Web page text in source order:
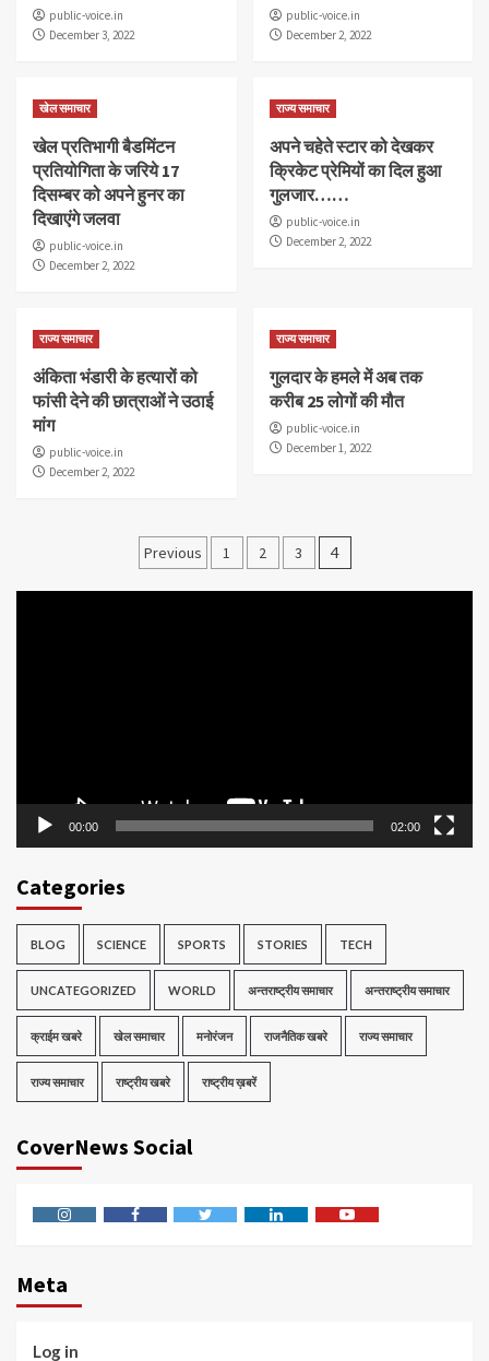
public-voice.in
December 3, 2022
public-voice.in
December 2, 2022
खेल समाचार
खेल प्रतिभागी बैडमिंटन
प्रतियोगिता के जरिये 17
दिसम्बर को अपने हुनर का
दिखाएंगे जलवा
public-voice.in
December 2, 2022
राज्य समाचार
अपने चहेते स्टार को देखकर
क्रिकेट प्रेमियों का दिल हुआ
गुलजार……
public-voice.in
December 2, 2022
राज्य समाचार
अंकिता भंडारी के हत्यारों को
फांसी देने की छात्राओं ने उठाई
मांग
public-voice.in
December 2, 2022
राज्य समाचार
गुलदार के हमले में अब तक
करीब 25 लोगों की मौत
public-voice.in
December 1, 2022
Posts
pagination
Previous 1 2 3 4
00:00 02:00
Categories
BLOG SCIENCE SPORTS STORIES TECH
UNCATEGORIZED WORLD अन्तराष्ट्रीय समाचार अन्तराष्ट्रीय समाचार
क्राईम खबरे खेल समाचार मनोरंजन राजनैतिक खबरे राज्य समाचार
राज्य समाचार राष्ट्रीय खबरे राष्ट्रीय ख़बरें
CoverNews Social
Meta
Log in